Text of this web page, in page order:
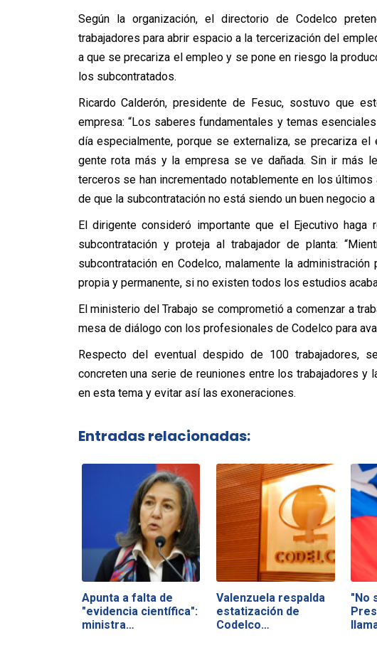
Según la organización, el directorio de Codelco
trabajadores para abrir espacio a la tercerización del
a que se precariza el empleo y se pone en riesgo la
los subcontratados.
Ricardo Calderón, presidente de Fesuc, sostuvo que
empresa: “Los saberes fundamentales y temas
día especialmente, porque se externaliza, se precariza
gente rota más y la empresa se ve dañada. Sin ir más
terceros se han incrementado notablemente en los
de que la subcontratación no está siendo un buen negocio
El dirigente consideró importante que el Ejecutivo
subcontratación y proteja al trabajador de planta:
subcontratación en Codelco, malamente la
propia y permanente, si no existen todos los estudios
El ministerio del Trabajo se comprometió a comenzar a
mesa de diálogo con los profesionales de Codelco para
Respecto del eventual despido de 100 trabajadores,
concreten una serie de reuniones entre los trabajadores y
en esta tema y evitar así las exoneraciones.
Entradas relacionadas:
Apunta a falta de
"evidencia científica":
ministra…
Valenzuela respalda
estatización de
Codelco…
"No